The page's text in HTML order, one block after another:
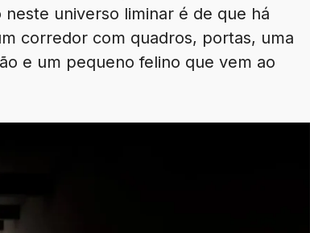
universo liminar é de que há
corredor com quadros, portas, uma
e um pequeno felino que vem ao